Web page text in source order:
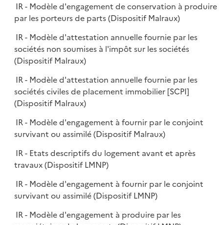
IR - Modèle d'engagement de conservation à produire
par les porteurs de parts (Dispositif Malraux)
IR - Modèle d'attestation annuelle fournie par les
sociétés non soumises à l'impôt sur les sociétés
(Dispositif Malraux)
IR - Modèle d'attestation annuelle fournie par les
sociétés civiles de placement immobilier [SCPI]
(Dispositif Malraux)
IR - Modèle d'engagement à fournir par le conjoint
survivant ou assimilé (Dispositif Malraux)
IR - Etats descriptifs du logement avant et après
travaux (Dispositif LMNP)
IR - Modèle d'engagement à fournir par le conjoint
survivant ou assimilé (Dispositif LMNP)
IR - Modèle d'engagement à produire par les